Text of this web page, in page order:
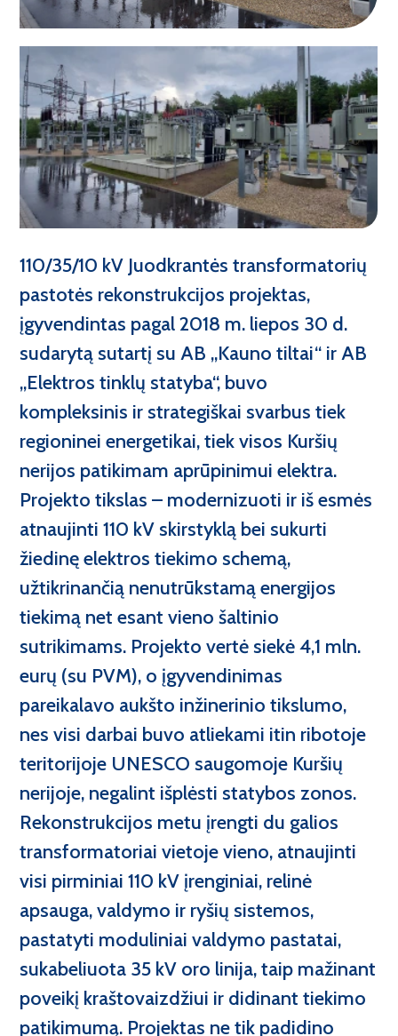
Socialinė atsakomybė
Vandens uostų statyba
Inžinerinių tinklų statyba
Kiti projektai
Kelių statyba
Geležinkelių statyba
Oro uostų statyba
Tunelių statyba
Vandens uostų statyba
Energetikos tinklų statyba
Inžinerinių tinklų statyba
Laboratorija
Mechanizacijos paslaugos
Darbas Jums
Socialinės naudos
Kokie mes?
Akademija@Kaunotiltai
110/35/10 kV Juodkrantės transformatorių
pastotės rekonstrukcijos projektas,
įgyvendintas pagal 2018 m. liepos 30 d.
sudarytą sutartį su AB „Kauno tiltai“ ir AB
„Elektros tinklų statyba“, buvo
kompleksinis ir strategiškai svarbus tiek
regioninei energetikai, tiek visos Kuršių
nerijos patikimam aprūpinimui elektra.
Projekto tikslas – modernizuoti ir iš esmės
atnaujinti 110 kV skirstyklą bei sukurti
žiedinę elektros tiekimo schemą,
užtikrinančią nenutrūkstamą energijos
tiekimą net esant vieno šaltinio
sutrikimams. Projekto vertė siekė 4,1 mln.
eurų (su PVM), o įgyvendinimas
pareikalavo aukšto inžinerinio tikslumo,
nes visi darbai buvo atliekami itin ribotoje
teritorijoje UNESCO saugomoje Kuršių
nerijoje, negalint išplėsti statybos zonos.
Rekonstrukcijos metu įrengti du galios
transformatoriai vietoje vieno, atnaujinti
visi pirminiai 110 kV įrenginiai, relinė
apsauga, valdymo ir ryšių sistemos,
pastatyti moduliniai valdymo pastatai,
sukabeliuota 35 kV oro linija, taip mažinant
poveikį kraštovaizdžiui ir didinant tiekimo
patikimumą. Projektas ne tik padidino